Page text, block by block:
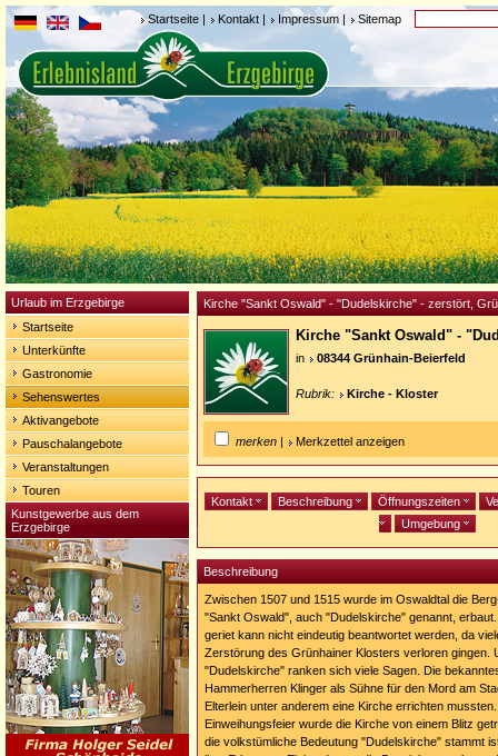
Startseite | Kontakt | Impressum | Sitemap
Urlaub im Erzgebirge
Startseite
Unterkünfte
Gastronomie
Sehenswertes
Aktivangebote
Pauschalangebote
Veranstaltungen
Touren
Kunstgewerbe aus dem
Erzgebirge
Kirche "Sankt Oswald" - "Dudelskirche" - zerstört,
Kirche "Sankt Oswald" -
in 08344 Grünhain-Beierfeld
Rubrik: Kirche - Kloster
merken | Merkzettel anzeigen
Kontakt Beschreibung Öffnungszeiten
Umgebung
Beschreibung
Zwischen 1507 und 1515 wurde im Oswaldtal die
"Sankt Oswald", auch "Dudelskirche" genannt,
geriet kann nicht eindeutig beantwortet werden, da
Zerstörung des Grünhainer Klosters verloren gingen.
"Dudelskirche" ranken sich viele Sagen. Die
Hammerherren Klinger als Sühne für den Mord am
Elterlein unter anderem eine Kirche errichten
Einweihungsfeier wurde die Kirche von einem Blitz
die volkstümliche Bedeutung "Dudelskirche" stammt